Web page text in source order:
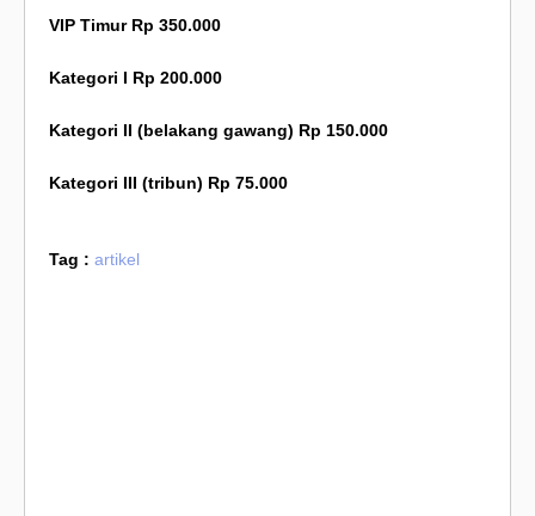
VIP Timur Rp 350.000
Kategori I Rp 200.000
Kategori II (belakang gawang) Rp 150.000
Kategori III (tribun) Rp 75.000
Tag : artikel